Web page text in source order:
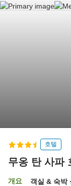
호텔
무옹 탄 사파
개요 객실 & 숙박